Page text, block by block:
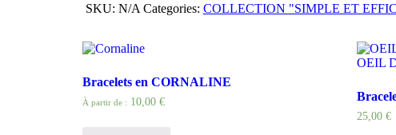
TIGRE
SKU: N/A Categories: COLLECTION "SIMPLE ET
Bracelets en CORNALINE
À partir de : 10,00 €
25,00 €